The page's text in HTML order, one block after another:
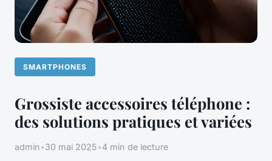
SMARTPHONES
Grossiste accessoires téléphone :
des solutions pratiques et variées
admin•30 mai 2025•4 min de lecture